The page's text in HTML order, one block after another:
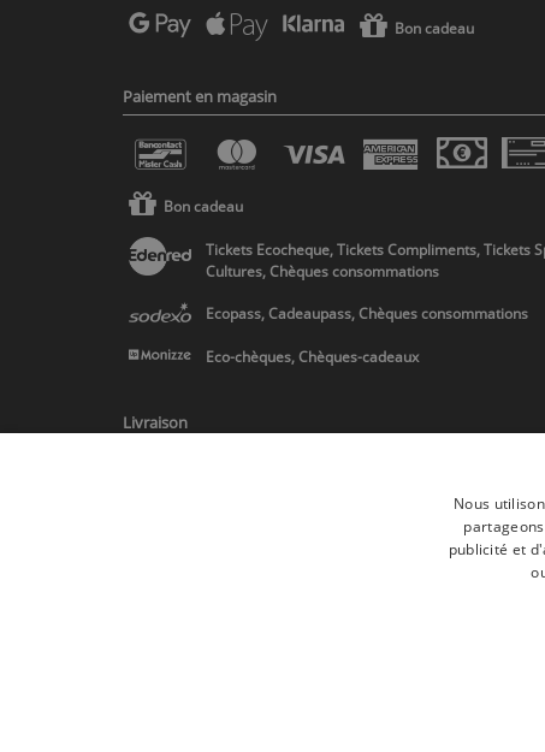
Bon cadeau
Paiement en magasin
Bon cadeau
Tickets Ecocheque, Tickets Compliments, Tickets
Cultures, Chèques consommations
Ecopass, Cadeaupass, Chèques consommations
Eco-chèques, Chèques-cadeaux
Livraison
* Livraison en Belgique/France/Pays-Bas et partout en Europe sur
Tous droits réservés © 2017 Les Secrets du Chef | Tous les prix
Conformément au livre VI « Pratiques du marché et protection du
Nous
publicité et